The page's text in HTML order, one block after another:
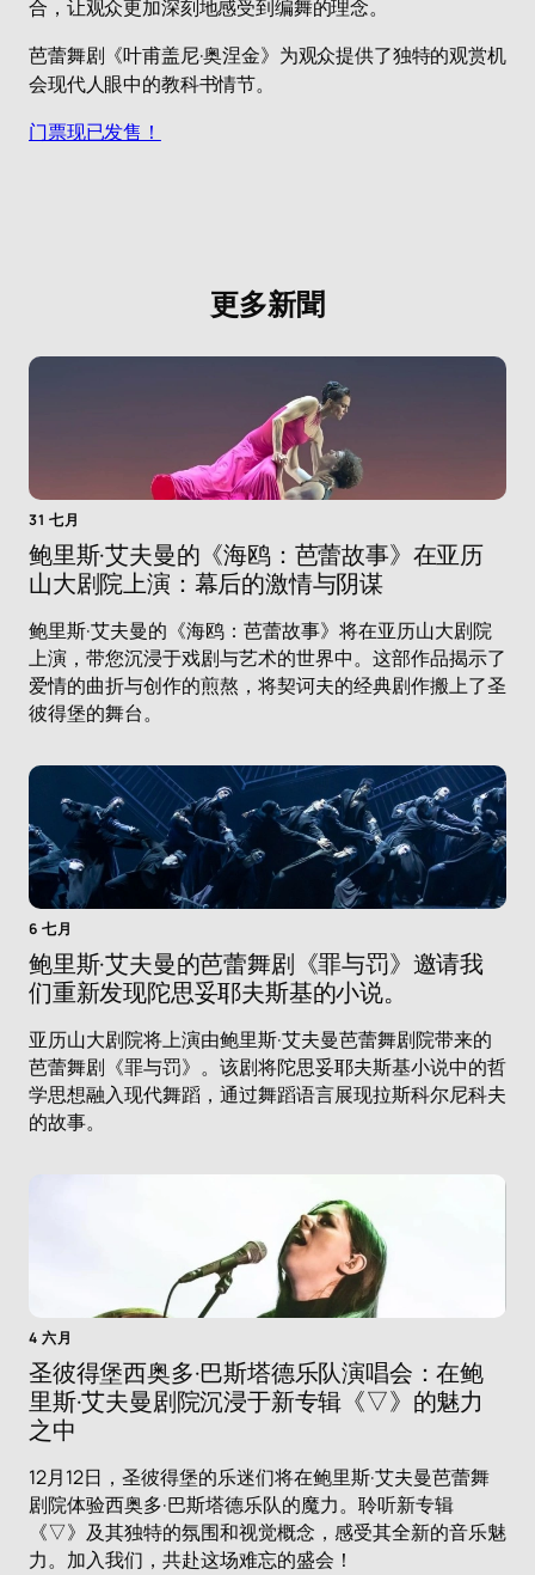
合，让观众更加深刻地感受到编舞的理念。
芭蕾舞剧《叶甫盖尼·奥涅金》为观众提供了独特的观赏机
会现代人眼中的教科书情节。
门票现已发售！
更多新聞
31 七月
鲍里斯·艾夫曼的《海鸥：芭蕾故事》在亚历
山大剧院上演：幕后的激情与阴谋
鲍里斯·艾夫曼的《海鸥：芭蕾故事》将在亚历山大剧院
上演，带您沉浸于戏剧与艺术的世界中。这部作品揭示了
爱情的曲折与创作的煎熬，将契诃夫的经典剧作搬上了圣
彼得堡的舞台。
6 七月
鲍里斯·艾夫曼的芭蕾舞剧《罪与罚》邀请我
们重新发现陀思妥耶夫斯基的小说。
亚历山大剧院将上演由鲍里斯·艾夫曼芭蕾舞剧院带来的
芭蕾舞剧《罪与罚》。该剧将陀思妥耶夫斯基小说中的哲
学思想融入现代舞蹈，通过舞蹈语言展现拉斯科尔尼科夫
的故事。
4 六月
圣彼得堡西奥多·巴斯塔德乐队演唱会：在鲍
里斯·艾夫曼剧院沉浸于新专辑《▽》的魅力
之中
12月12日，圣彼得堡的乐迷们将在鲍里斯·艾夫曼芭蕾舞
剧院体验西奥多·巴斯塔德乐队的魔力。聆听新专辑
《▽》及其独特的氛围和视觉概念，感受其全新的音乐魅
力。加入我们，共赴这场难忘的盛会！